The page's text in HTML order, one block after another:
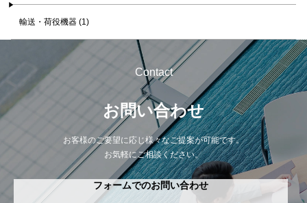
輸送・荷役機器 (1)
Contact
お問い合わせ
お客様のご要望に応じ様々なご提案が可能です。
お気軽にご相談ください。
フォームでのお問い合わせ